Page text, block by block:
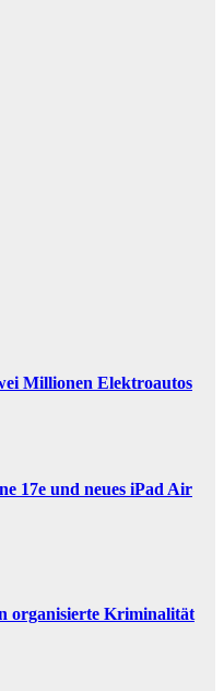
Millionen Elektroautos
17e und neues iPad Air
organisierte Kriminalität